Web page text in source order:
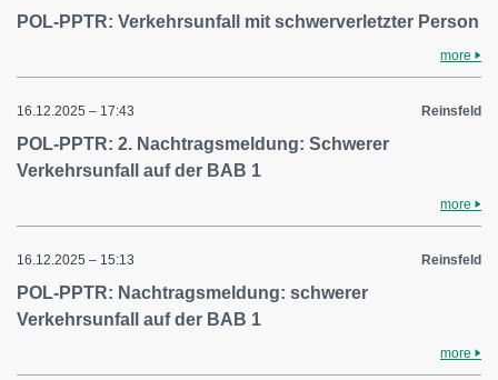
POL-PPTR: Verkehrsunfall mit schwerverletzter Person
more
16.12.2025 – 17:43 Reinsfeld
POL-PPTR: 2. Nachtragsmeldung: Schwerer
Verkehrsunfall auf der BAB 1
more
16.12.2025 – 15:13 Reinsfeld
POL-PPTR: Nachtragsmeldung: schwerer
Verkehrsunfall auf der BAB 1
more